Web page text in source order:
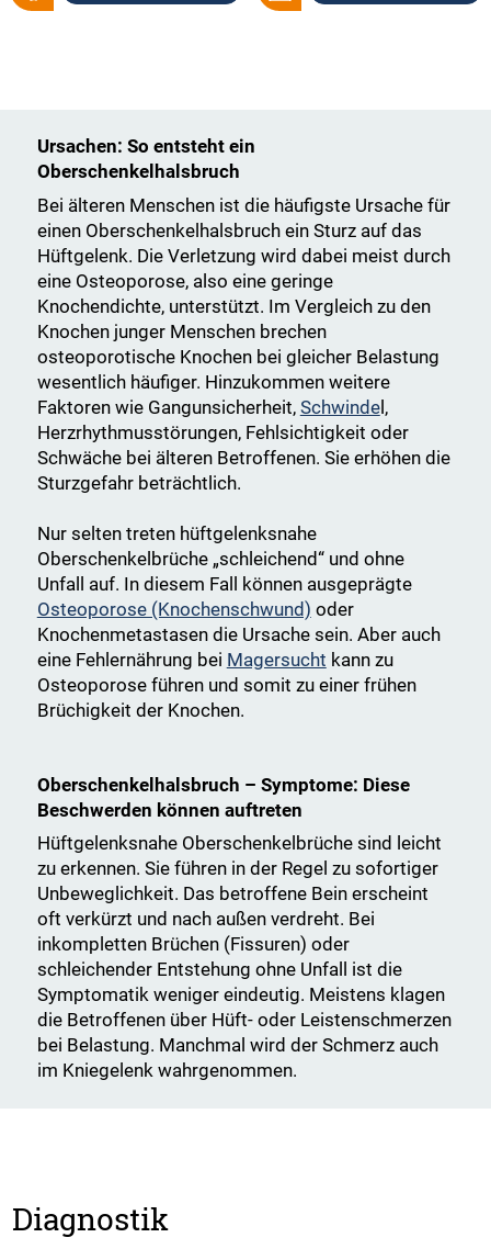
Ursachen: So entsteht ein
Oberschenkelhalsbruch
Bei älteren Menschen ist die häufigste Ursache für
einen Oberschenkelhalsbruch ein Sturz auf das
Hüftgelenk. Die Verletzung wird dabei meist durch
eine Osteoporose, also eine geringe
Knochendichte, unterstützt. Im Vergleich zu den
Knochen junger Menschen brechen
osteoporotische Knochen bei gleicher Belastung
wesentlich häufiger. Hinzukommen weitere
Faktoren wie Gangunsicherheit, Schwindel,
Herzrhythmusstörungen, Fehlsichtigkeit oder
Schwäche bei älteren Betroffenen. Sie erhöhen die
Sturzgefahr beträchtlich.
Nur selten treten hüftgelenksnahe
Oberschenkelbrüche „schleichend“ und ohne
Unfall auf. In diesem Fall können ausgeprägte
Osteoporose (Knochenschwund) oder
Knochenmetastasen die Ursache sein. Aber auch
eine Fehlernährung bei Magersucht kann zu
Osteoporose führen und somit zu einer frühen
Brüchigkeit der Knochen.
Oberschenkelhalsbruch – Symptome: Diese
Beschwerden können auftreten
Hüftgelenksnahe Oberschenkelbrüche sind leicht
zu erkennen. Sie führen in der Regel zu sofortiger
Unbeweglichkeit. Das betroffene Bein erscheint
oft verkürzt und nach außen verdreht. Bei
inkompletten Brüchen (Fissuren) oder
schleichender Entstehung ohne Unfall ist die
Symptomatik weniger eindeutig. Meistens klagen
die Betroffenen über Hüft- oder Leistenschmerzen
bei Belastung. Manchmal wird der Schmerz auch
im Kniegelenk wahrgenommen.
Diagnostik